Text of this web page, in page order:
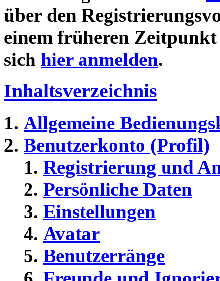
über den
einem früheren
sich hier anmelden.
Inhaltsverzeichnis
Allgemeine
Benutzerkonto (Profil)
Registrierung und
Persönliche Daten
Einstellungen
Avatar
Benutzerränge